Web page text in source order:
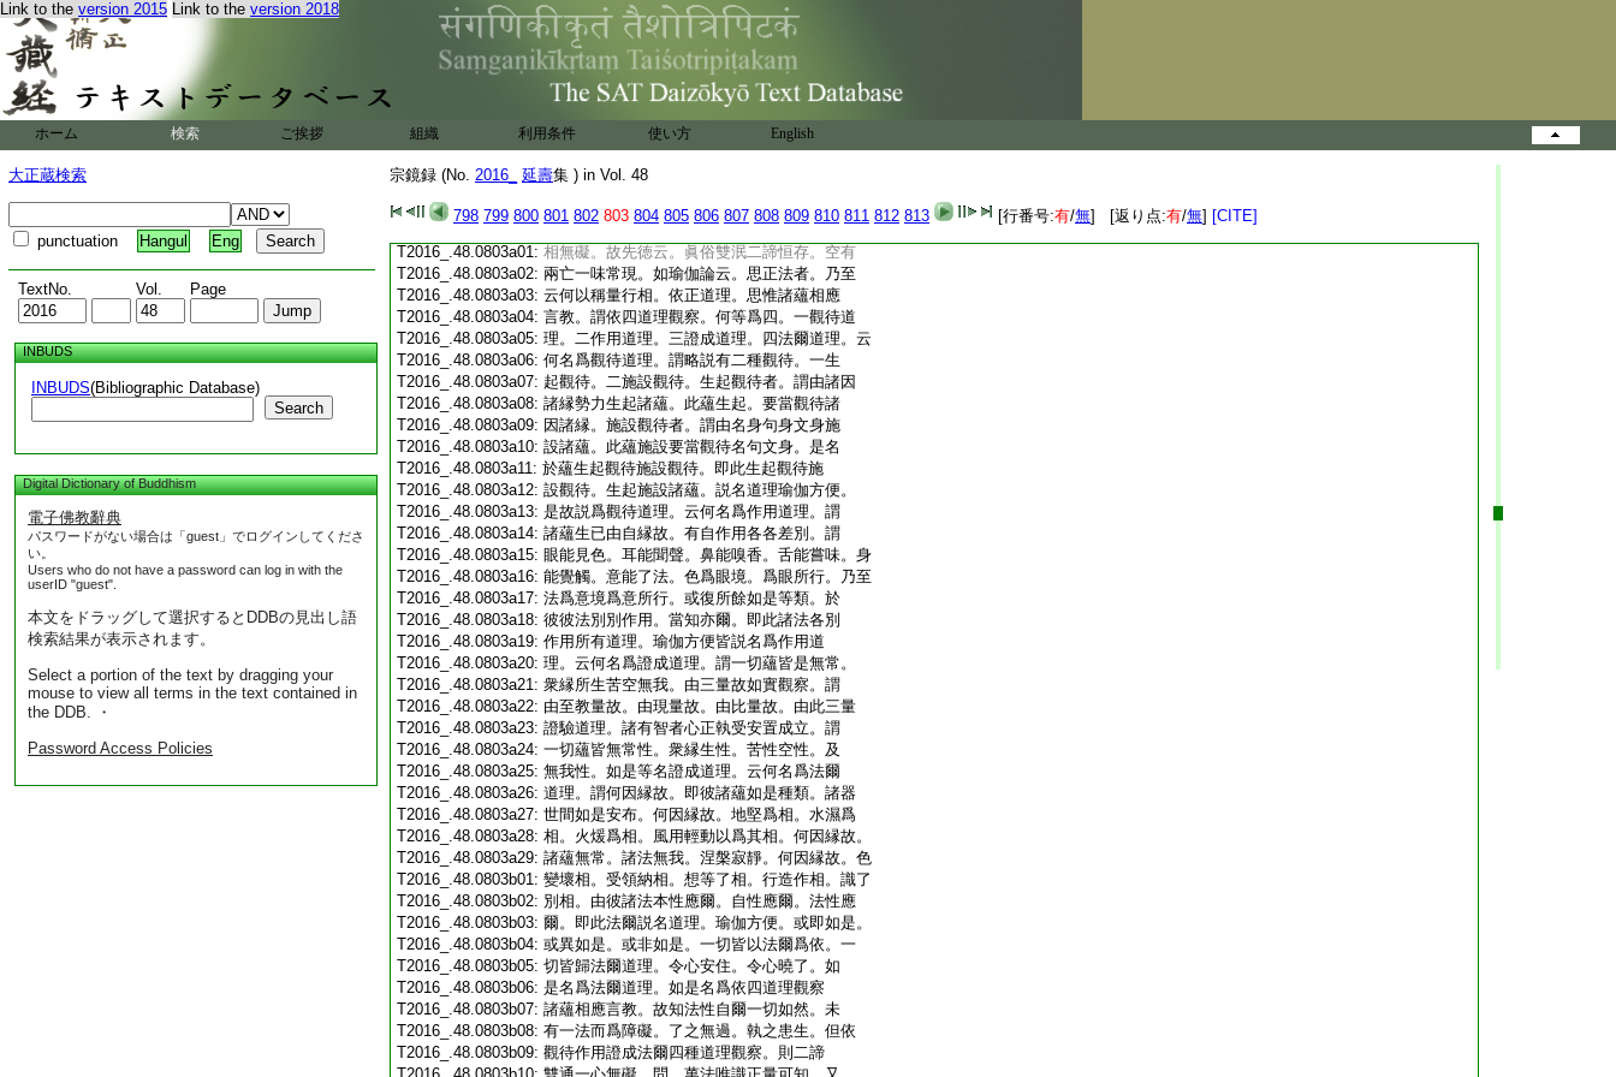
Link to the version 2015 Link to the version 2018
ホーム 検索 ご挨拶 組織 利用条件 使い方 English
大正蔵検索
punctuation Hangul Eng
TextNo. Vol. Page
INBUDS
INBUDS(Bibliographic Database)
Search
Digital Dictionary of Buddhism
電子佛教辭典
パスワードがない場合は「guest」でログインしてくださ
い。
Users who do not have a password can log in with the
userID "guest".
本文をドラッグして選択するとDDBの見出し語
検索結果が表示されます。
Select a portion of the text by dragging your
mouse to view all terms in the text contained in
the DDB. ・
Password Access Policies
宗鏡録 (No. 2016_ 延壽集 ) in Vol. 48
798 799 800 801 802 803 804 805 806 807 808 809 810 811 812 813 [行番号:有/無] [返り点:有/無] [CITE]
T2016_.48.0802c19:界性。及此種子積集異熟阿頼耶識者。謂眼
T2016_.48.0802c20: 種子或唯積集爲。引當來眼根故或已成熟
T2016_.48.0802c21:爲。生現在眼根故。此二種名眼界者。眼生因
T2016_.48.0802c22:
故。如眼界相。耳鼻舌身意界相亦爾。問。色界
何相。答。諸色眼曾現見及眼界。於此増上。是
T2016_.48.0802c24:色界相。眼界於此増上者。謂依色根増上力
T2016_.48.0802c25:外境生故。如色界相聲香味觸法界相亦爾。
T2016_.48.0802c26:問。眼識界何相。答。謂依眼縁色似色了別。及
T2016_.48.0802c27:此種子積集異熟阿頼耶識。是眼識界相。如
T2016_.48.0802c28: 眼識界。耳鼻舌身意識界相亦爾。是以眞諦
T2016_.48.0803a01: 相無礙。故先徳云。眞俗雙泯二諦恒存。空有
T2016_.48.0803a02: 兩亡一味常現。如瑜伽論云。思正法者。乃至
T2016_.48.0803a03: 云何以稱量行相。依正道理。思惟諸蘊相應
T2016_.48.0803a04: 言教。謂依四道理觀察。何等爲四。一觀待道
T2016_.48.0803a05: 理。二作用道理。三證成道理。四法爾道理。云
T2016_.48.0803a06: 何名爲觀待道理。謂略説有二種觀待。一生
T2016_.48.0803a07: 起觀待。二施設觀待。生起觀待者。謂由諸因
T2016_.48.0803a08: 諸縁勢力生起諸蘊。此蘊生起。要當觀待諸
T2016_.48.0803a09: 因諸縁。施設觀待者。謂由名身句身文身施
T2016_.48.0803a10: 設諸蘊。此蘊施設要當觀待名句文身。是名
T2016_.48.0803a11: 於蘊生起觀待施設觀待。即此生起觀待施
T2016_.48.0803a12: 設觀待。生起施設諸蘊。説名道理瑜伽方便。
T2016_.48.0803a13: 是故説爲觀待道理。云何名爲作用道理。謂
T2016_.48.0803a14: 諸蘊生已由自縁故。有自作用各各差別。謂
T2016_.48.0803a15: 眼能見色。耳能聞聲。鼻能嗅香。舌能嘗味。身
T2016_.48.0803a16: 能覺觸。意能了法。色爲眼境。爲眼所行。乃至
T2016_.48.0803a17: 法爲意境爲意所行。或復所餘如是等類。於
T2016_.48.0803a18: 彼彼法別別作用。當知亦爾。即此諸法各別
T2016_.48.0803a19: 作用所有道理。瑜伽方便皆説名爲作用道
T2016_.48.0803a20: 理。云何名爲證成道理。謂一切蘊皆是無常。
T2016_.48.0803a21: 衆縁所生苦空無我。由三量故如實觀察。謂
T2016_.48.0803a22: 由至教量故。由現量故。由比量故。由此三量
T2016_.48.0803a23: 證驗道理。諸有智者心正執受安置成立。謂
T2016_.48.0803a24: 一切蘊皆無常性。衆縁生性。苦性空性。及
T2016_.48.0803a25: 無我性。如是等名證成道理。云何名爲法爾
T2016_.48.0803a26: 道理。謂何因縁故。即彼諸蘊如是種類。諸器
T2016_.48.0803a27: 世間如是安布。何因縁故。地堅爲相。水濕爲
T2016_.48.0803a28: 相。火煖爲相。風用輕動以爲其相。何因縁故。
T2016_.48.0803a29: 諸蘊無常。諸法無我。涅槃寂靜。何因縁故。色
T2016_.48.0803b01: 變壞相。受領納相。想等了相。行造作相。識了
T2016_.48.0803b02: 別相。由彼諸法本性應爾。自性應爾。法性應
T2016_.48.0803b03: 爾。即此法爾説名道理。瑜伽方便。或即如是。
T2016_.48.0803b04: 或異如是。或非如是。一切皆以法爾爲依。一
T2016_.48.0803b05: 切皆歸法爾道理。令心安住。令心曉了。如
T2016_.48.0803b06: 是名爲法爾道理。如是名爲依四道理觀察
T2016_.48.0803b07: 諸蘊相應言教。故知法性自爾一切如然。未
T2016_.48.0803b08: 有一法而爲障礙。了之無過。執之患生。但依
T2016_.48.0803b09: 觀待作用證成法爾四種道理觀察。則二諦